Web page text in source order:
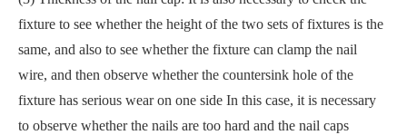
fixture to see whether the height of the two sets of fixtures is the
same, and also to see whether the fixture can clamp the nail
wire, and then observe whether the countersink hole of the
fixture has serious wear on one side In this case, it is necessary
to observe whether the nails are too hard and the nail caps